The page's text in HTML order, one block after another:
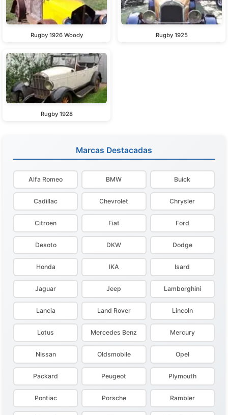
Rugby 1926 Woody Rugby 1925
Rugby 1928
Marcas Destacadas
Alfa Romeo BMW Buick
Cadillac Chevrolet Chrysler
Citroen Fiat Ford
Desoto DKW Dodge
Honda IKA Isard
Jaguar Jeep Lamborghini
Lancia Land Rover Lincoln
Lotus Mercedes Benz Mercury
Nissan Oldsmobile Opel
Packard Peugeot Plymouth
Pontiac Porsche Rambler